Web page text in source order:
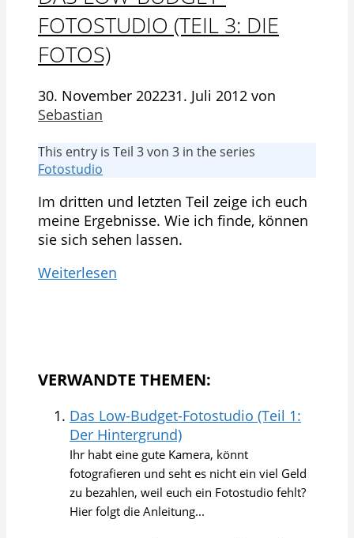
FOTOSTUDIO (TEIL 3: DIE
FOTOS)
30. November 202231. Juli 2012 von
Sebastian
This entry is Teil 3 von 3 in the series
Fotostudio
Im dritten und letzten Teil zeige ich euch
meine Ergebnisse. Wie ich finde, können
sie sich sehen lassen.
Weiterlesen
VERWANDTE THEMEN:
Das Low-Budget-Fotostudio (Teil 1:
Der Hintergrund)
Ihr habt eine gute Kamera, könnt
fotografieren und seht es nicht ein viel Geld
zu bezahlen, weil euch ein Fotostudio fehlt?
Hier folgt die Anleitung...